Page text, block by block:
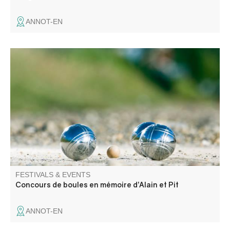
ANNOT-EN
Concours de boules en triplette 500€ + les mises en
FESTIVALS & EVENTS
Concours de boules en mémoire d’Alain et Pit
ANNOT-EN